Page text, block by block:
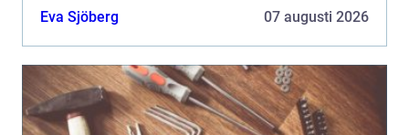
som...
Eva Sjöberg 07 augusti 2026